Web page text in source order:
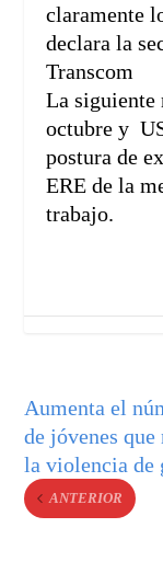
claramente
declara la
Transcom
La siguiente
octubre y
postura de
ERE de la
trabajo.
Aumenta el
de jóvenes que
la violencia de
ANTERIOR